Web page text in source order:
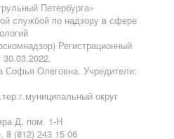
Петербурга»
службой по надзору в сфере
Регистрационный
Софья Олеговна. Учредители:
округ
Д, пом. 1-Н
8 (812) 243 15 06